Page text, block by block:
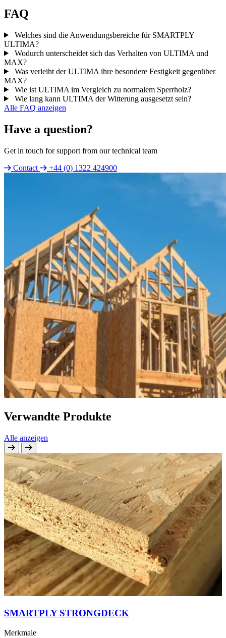
FAQ
Welches sind die Anwendungsbereiche für SMARTPLY
ULTIMA?
Wodurch unterscheidet sich das Verhalten von ULTIMA und
MAX?
Was verleiht der ULTIMA ihre besondere Festigkeit gegenüber
MAX?
Wie ist ULTIMA im Vergleich zu normalem Sperrholz?
Wie lang kann ULTIMA der Witterung ausgesetzt sein?
Alle FAQ anzeigen
Have a question?
Get in touch for support from our technical team
Contact
+44 (0) 1322 424900
Verwandte Produkte
Alle anzeigen
SMARTPLY STRONGDECK
Merkmale